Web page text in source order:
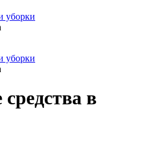
уборки
уборки
в